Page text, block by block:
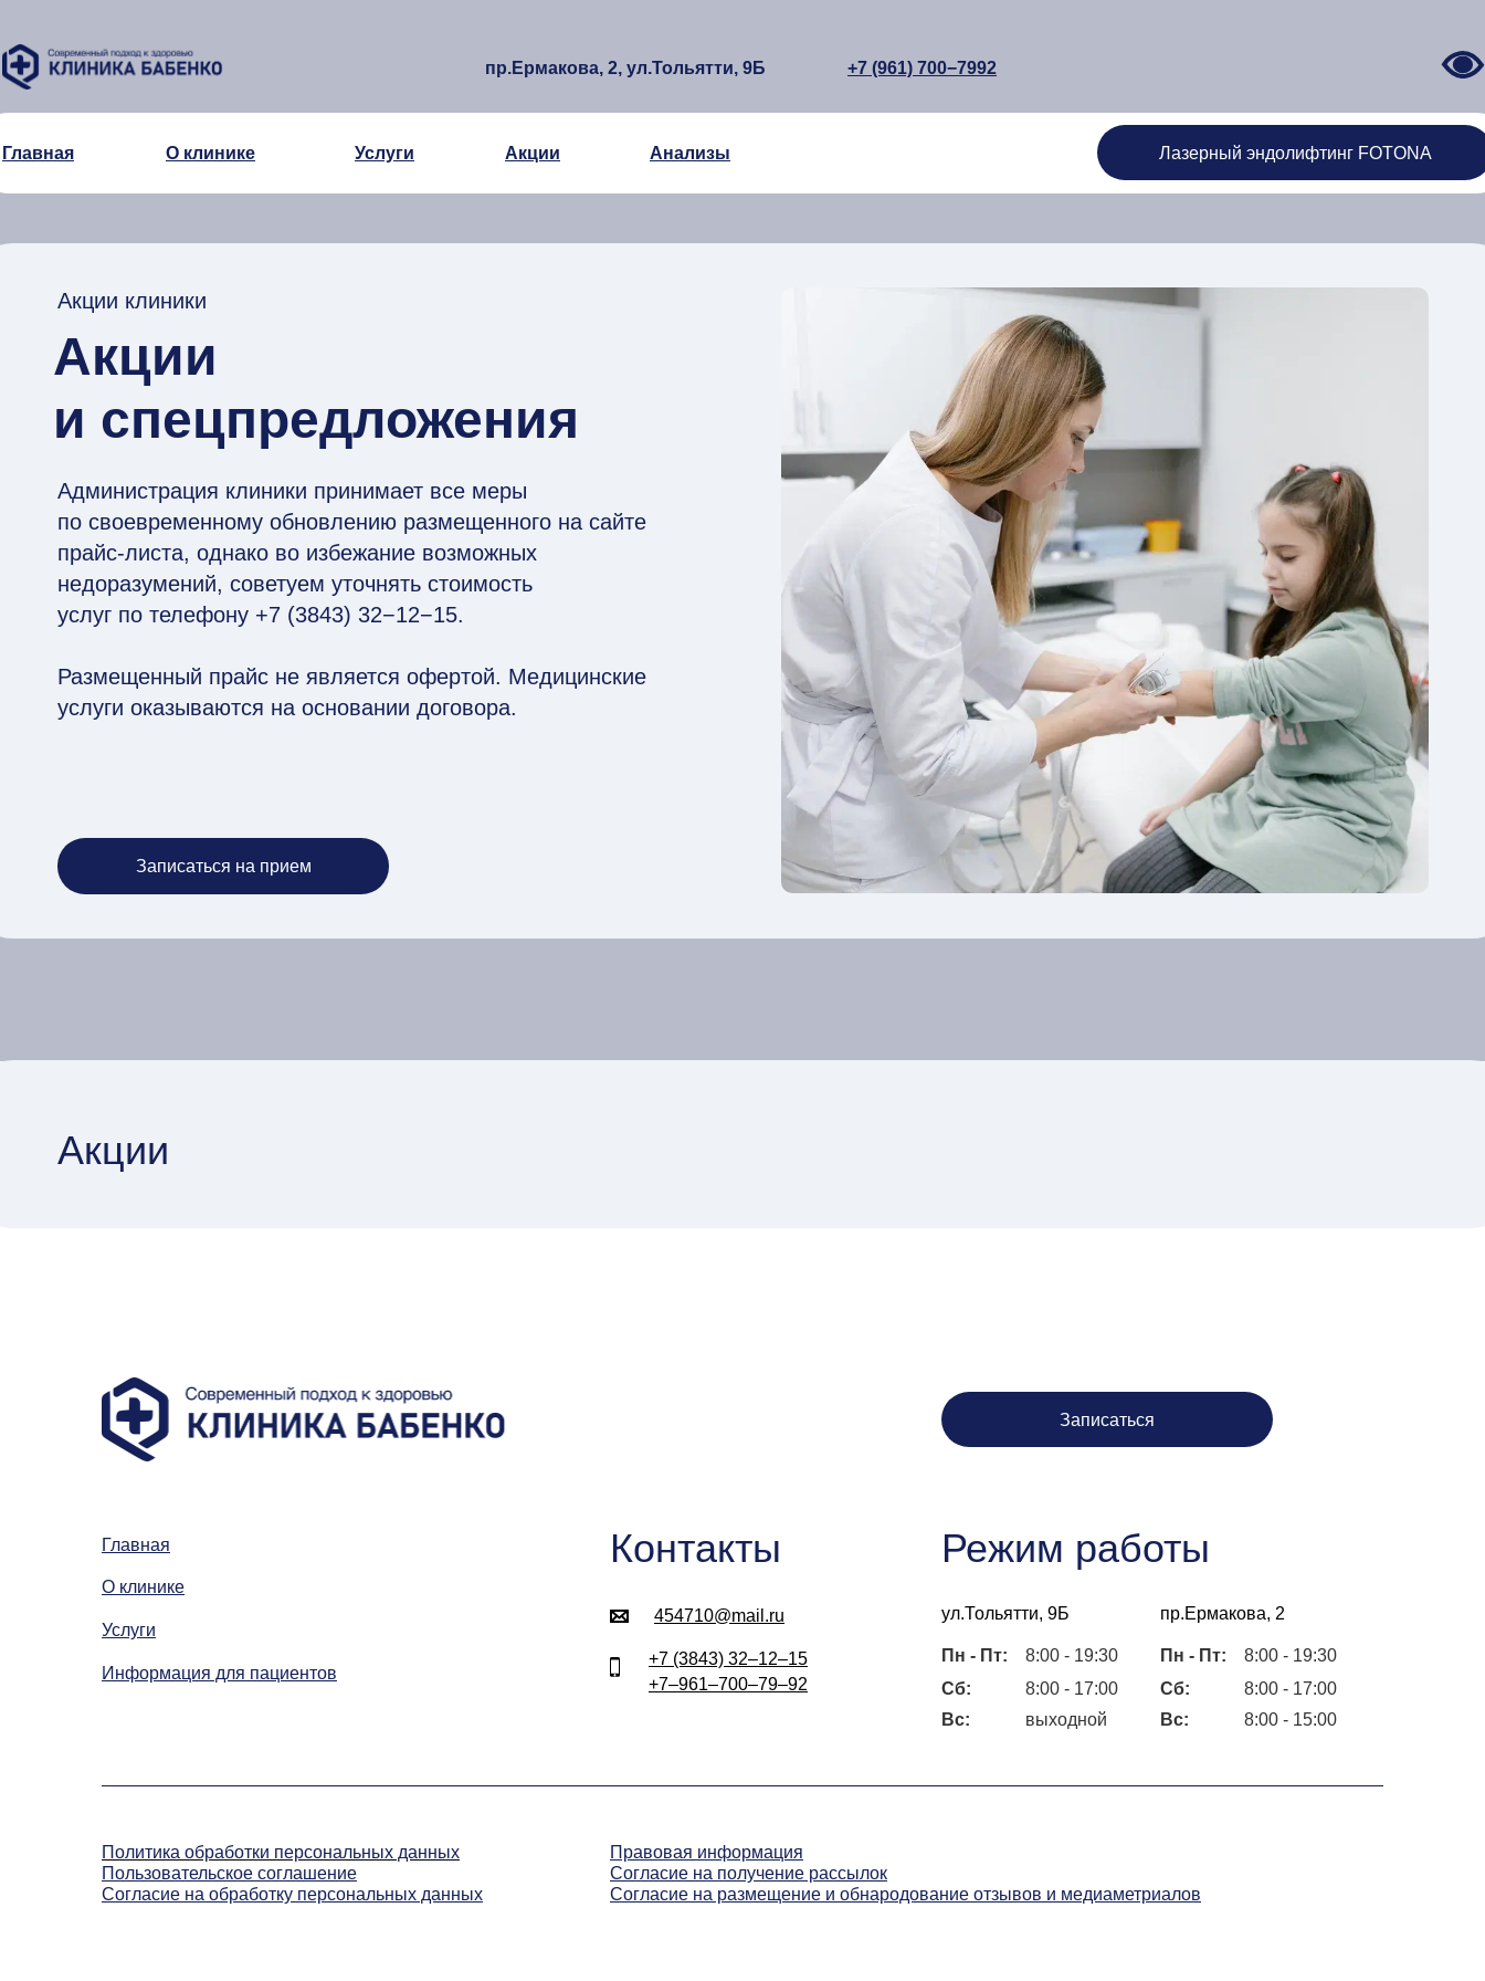
пр.Ермакова, 2, ул.Тольятти, 9Б +7 (961) 700−7992
Главная О клинике Анализы Лазерный эндолифтинг FOTONA
Услуги Акции
персонализации сервисов и повышения
Записаться на прием
Акции
и спецпредложения
Акции клиники
Администрация клиники принимает все меры
по своевременному обновлению размещенного на сайте
прайс-листа, однако во избежание возможных
недоразумений, советуем уточнять стоимость
услуг по телефону +7 (3843) 32−12−15.
Размещенный прайс не является офертой. Медицинские
услуги оказываются на основании договора.
Акции
454710@mail.ru
+7 (3843) 32‒12‒15
+7‒961‒700‒79‒92
Контакты
Главная
О клинике
Услуги
Информация для пациентов
Политика обработки персональных данных
Пользовательское соглашение
Согласие на обработку персональных данных
Правовая информация
Согласие на получение рассылок
Согласие на размещение и обнародование отзывов и медиаметриалов
Сб:
Вс:
Пн - Пт:
8:00 - 19:30
8:00 - 17:00
8:00 - 15:00
пр.Ермакова, 2
Записаться
Сб:
Вс:
Пн - Пт:
8:00 - 19:30
8:00 - 17:00
выходной
ул.Тольятти, 9Б
Режим работы